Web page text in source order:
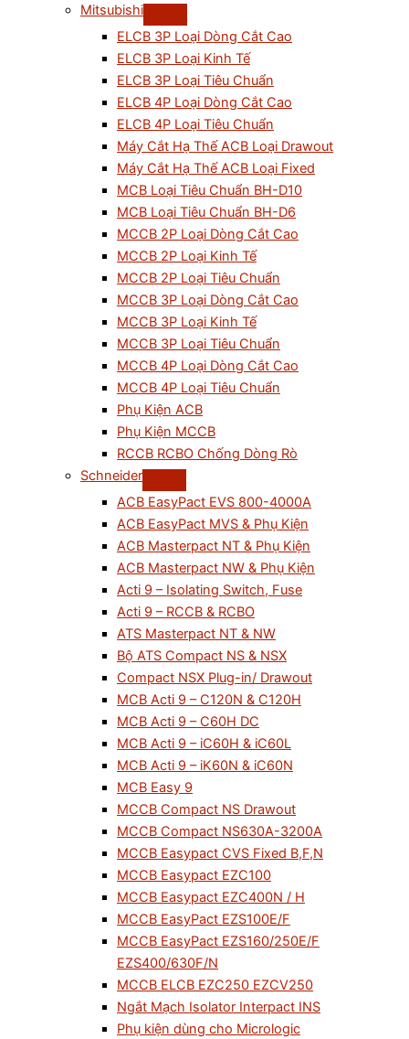
Mitsubishi
ELCB 3P Loại Dòng Cắt Cao
ELCB 3P Loại Kinh Tế
ELCB 3P Loại Tiêu Chuẩn
ELCB 4P Loại Dòng Cắt Cao
ELCB 4P Loại Tiêu Chuẩn
Máy Cắt Hạ Thế ACB Loại Drawout
Máy Cắt Hạ Thế ACB Loại Fixed
MCB Loại Tiêu Chuẩn BH-D10
MCB Loại Tiêu Chuẩn BH-D6
MCCB 2P Loại Dòng Cắt Cao
MCCB 2P Loại Kinh Tế
MCCB 2P Loại Tiêu Chuẩn
MCCB 3P Loại Dòng Cắt Cao
MCCB 3P Loại Kinh Tế
MCCB 3P Loại Tiêu Chuẩn
MCCB 4P Loại Dòng Cắt Cao
MCCB 4P Loại Tiêu Chuẩn
Phụ Kiện ACB
Phụ Kiện MCCB
RCCB RCBO Chống Dòng Rò
Schneider
ACB EasyPact EVS 800-4000A
ACB EasyPact MVS & Phụ Kiện
ACB Masterpact NT & Phụ Kiện
ACB Masterpact NW & Phụ Kiện
Acti 9 – Isolating Switch, Fuse
Acti 9 – RCCB & RCBO
ATS Masterpact NT & NW
Bộ ATS Compact NS & NSX
Compact NSX Plug-in/ Drawout
MCB Acti 9 – C120N & C120H
MCB Acti 9 – C60H DC
MCB Acti 9 – iC60H & iC60L
MCB Acti 9 – iK60N & iC60N
MCB Easy 9
MCCB Compact NS Drawout
MCCB Compact NS630A-3200A
MCCB Easypact CVS Fixed B,F,N
MCCB Easypact EZC100
MCCB Easypact EZC400N / H
MCCB EasyPact EZS100E/F
MCCB EasyPact EZS160/250E/F
EZS400/630F/N
MCCB ELCB EZC250 EZCV250
Ngắt Mạch Isolator Interpact INS
Phụ kiện dùng cho Micrologic